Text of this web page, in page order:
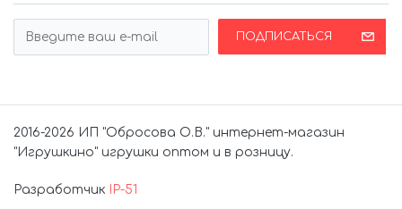
ПОДПИСАТЬСЯ
2016-2026 ИП "Обросова О.В." интернет-магазин
"Игрушкино" игрушки оптом и в розницу.
Разработчик IP-51